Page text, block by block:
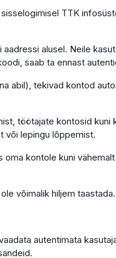
TTK
alusel. Neile
saab ta ennast
abil), tekivad kontod
töötajate kontosid
või lepingu lõppemist.
kontole kuni
võimalik hiljem taastada.
autentimata